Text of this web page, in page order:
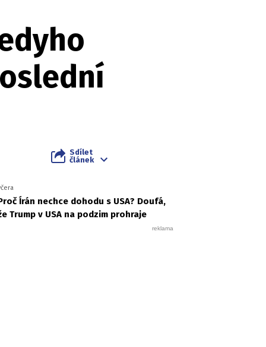
Sdílet
článek
Írán nechce dohodu s USA? Doufá,
Trump v USA na podzim prohraje